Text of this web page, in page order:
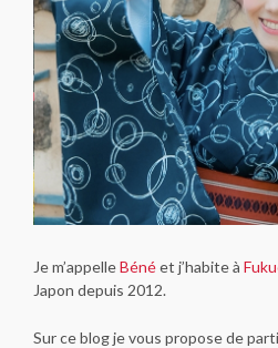
Je m’appelleBénéet j’habite à
Japon depuis 2012.
Sur ce blog je vous propose de